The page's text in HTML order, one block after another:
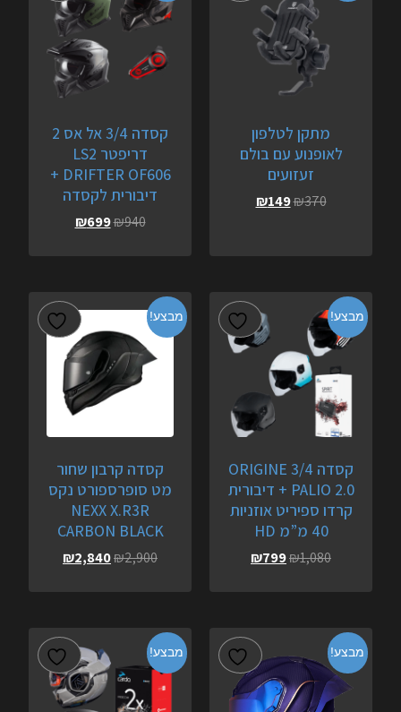
מתקן לטלפון
לאופנוע עם בולם
זעזועים
₪370
₪149
קסדה 3/4 אל אס 2
דריפטר LS2
DRIFTER OF606 +
דיבורית לקסדה
₪940
₪699
מבצע!
קסדה 3/4 ORIGINE
PALIO 2.0 + דיבורית
קרדו ספיריט אוזניות
40 מ”מ HD
₪1,080
₪799
מבצע!
קסדה קרבון שחור
מט סופרספורט נקס
NEXX X.R3R
CARBON BLACK
₪2,900
₪2,840
מבצע! מבצע!